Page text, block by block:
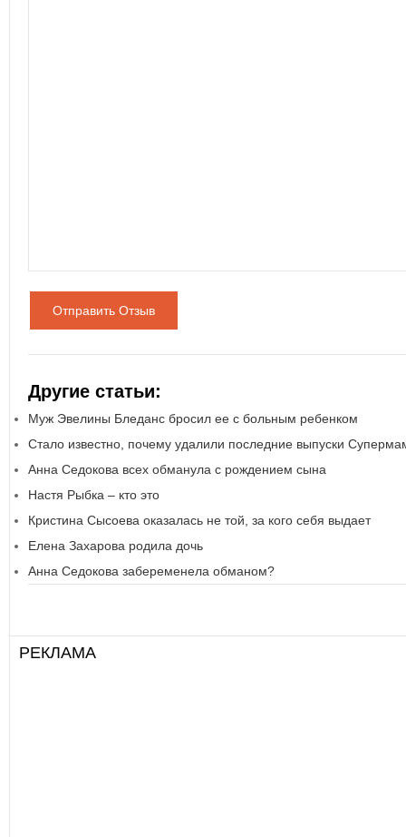
Отправить Отзыв
Другие статьи:
Муж Эвелины Бледанс бросил ее с больным ребенком
Стало известно, почему удалили последние выпуски
Анна Седокова всех обманула с рождением сына
Настя Рыбка – кто это
Кристина Сысоева оказалась не той, за кого себя выдает
Елена Захарова родила дочь
Анна Седокова забеременела обманом?
РЕКЛАМА